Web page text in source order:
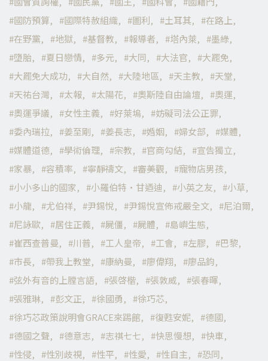
國防預算
國際特赦組織 圖利 土耳其
在路上
在野黨
地獄 基督教 報導者 塔內萊
墨綠
墮胎
夏日戀情 多元 大同 大法官
大罷免
大罷免大成功
大自然 大陸地區 天主教
天堂
天祐台灣
太報 太陽花 奧斯陸自由論壇
奧運
奧運爭議
女性主義 好萊塢
妨礙司法公正罪
委內瑞拉
姜至剛 姜長志 婚姻 婦女部
媒體
媒體道德
學術倫理 宗教 官商勾結
宣告獨立
家暴
容積率 寧靜禱文 審美觀
寵物店男孩
小小多山的國家
小羅伯特·甘迺迪 小英之友
小草
小龍
尤伯祥 尹錫悅 尹錫悅宣佈戒嚴全文
尼泊爾
尼詠歐
居住正義 屍僵 屍體
島嶼生態
崔西查普曼
川普 工人皇帝 工會 左膠
巴黎
市長
帶我上教堂 康納曼 廖偉翔
廖品鈞
弦外有音的上膛言語
張啓楷 張敦威
張春暉
張雅琳
彭文正 徐國勇
徐巧芯
徐巧芯政策說明會GRACE來踢館
復甦安妮
德國
德國之聲
德意志 志祺七七 快思慢想
快車
性侵
性別歧視 性平 性愛 性自主
恐同